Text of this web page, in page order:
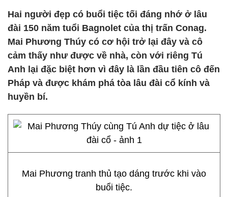
Hai người đẹp có buổi tiệc tối đáng nhớ ở lâu
đài 150 năm tuổi Bagnolet của thị trấn Conag.
Mai Phương Thúy có cơ hội trở lại đây và cô
cảm thấy như được về nhà, còn với riêng Tú
Anh lại đặc biệt hơn vì đây là lần đầu tiên cô đến
Pháp và được khám phá tòa lâu đài cổ kính và
huyền bí.
Mai Phương tranh thủ tạo dáng trước khi vào
buổi tiệc.